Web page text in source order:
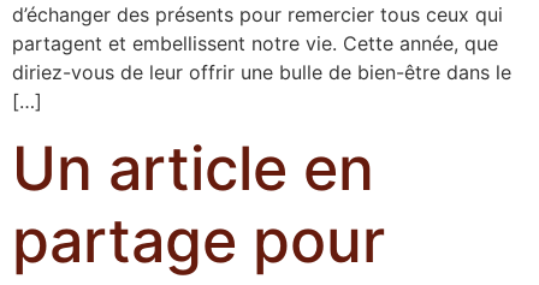
d’échanger des présents pour remercier tous ceux qui
partagent et embellissent notre vie. Cette année, que
diriez-vous de leur offrir une bulle de bien-être dans le
[…]
Un article en
partage pour